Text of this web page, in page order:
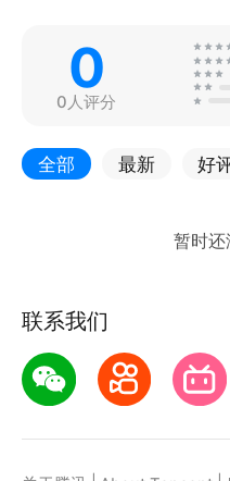
0
0人评分
全部 最新 好
联系我们